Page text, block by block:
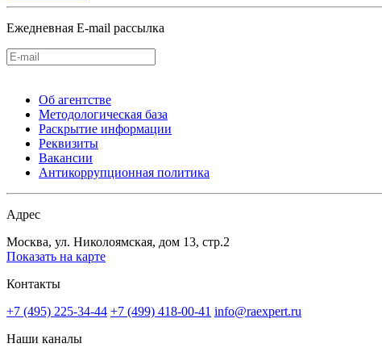
Ежедневная E-mail рассылка
Об агентстве
Методологическая база
Раскрытие информации
Реквизиты
Вакансии
Антикоррупционная политика
Адрес
Москва, ул. Николоямская, дом 13, стр.2
Показать на карте
Контакты
+7 (495) 225-34-44 +7 (499) 418-00-41 info@raexpert.ru
Наши каналы